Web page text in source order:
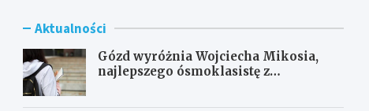
Aktualności
Gózd wyróżnia Wojciecha Mikosia,
najlepszego ósmoklasistę z